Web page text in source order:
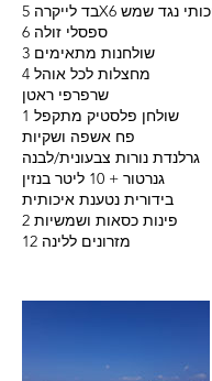
בד לייקרה 5X6 איכותי נגד שמש
6 ספסלי זולה
3 שולחנות מתאימים
4 מחצלות לכל אוהל
שרפרפי ראטן
1 שולחן פלסטיק מתקפל
פח אשפה ושקיות
גרלנדת נורות צבעונית/לבנה
גנרטור + 10 ליטר בנזין
בידורית נטענת איכותית
2 פינות כסאות ושמשיות
12 מזרונים ללינה